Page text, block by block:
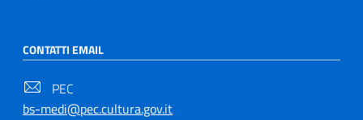
CONTATTI EMAIL
PEC
bs-medi@pec.cultura.gov.it